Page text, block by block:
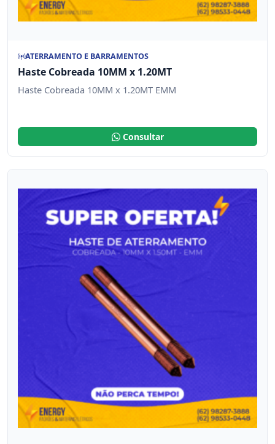
ATERRAMENTO E BARRAMENTOS
Haste Cobreada 10MM x 1.20MT
Haste Cobreada 10MM x 1.20MT EMM
Consultar